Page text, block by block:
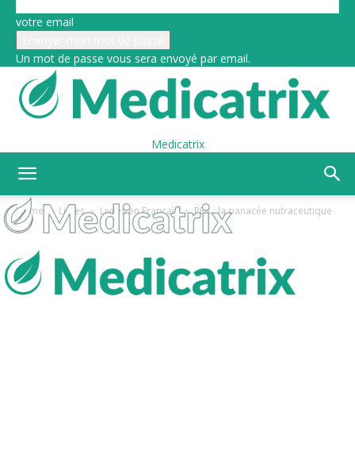
votre email
Un mot de passe vous sera envoyé par email.
Medicatrix
Home Livres Livres en Français PEA : la panacée nutraceutique